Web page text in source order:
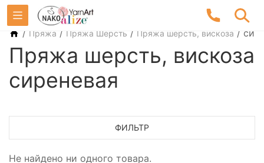
/ Пряжа / Пряжа Шерсть / Пряжа шерсть, вискоза /
Пряжа шерсть, вискоза
сиреневая
ФИЛЬТР
Не найдено ни одного товара.